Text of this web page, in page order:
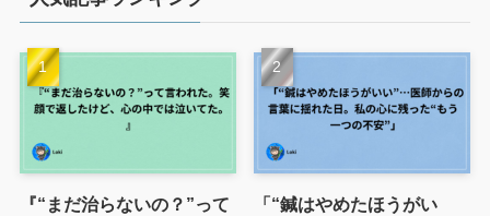
『“まだ治らないの？”って
「“鍼はやめたほうがい